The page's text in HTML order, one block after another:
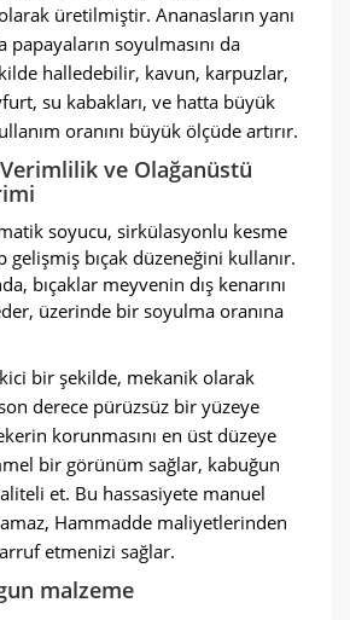
üretilmiştir. Ananasların yanı
papayaların soyulmasını da
halledebilir, kavun, karpuzlar,
su kabakları, ve hatta büyük
oranını büyük ölçüde artırır.
ve Olağanüstü
soyucu, sirkülasyonlu kesme
bıçak düzeneğini kullanır.
bıçaklar meyvenin dış kenarını
üzerinde bir soyulma oranına
bir şekilde, mekanik olarak
derece pürüzsüz bir yüzeye
korunmasını en üst düzeye
bir görünüm sağlar, kabuğun
et. Bu hassasiyete manuel
Hammadde maliyetlerinden
etmenizi sağlar.
malzeme